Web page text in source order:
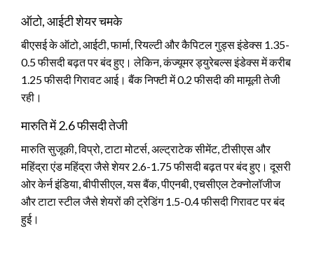
ऑटो, आईटी शेयर चमके
बीएसई के ऑटो, आईटी, फार्मा, रियल्टी और कैपिटल गुड्स इंडेक्स 1.35-
0.5 फीसदी बढ़त पर बंद हुए। लेकिन, कंज्यूमर ड्युरेबल्स इंडेक्स में करीब
1.25 फीसदी गिरावट आई। बैंक निफ्टी में 0.2 फीसदी की मामूली तेजी
रही।
मारुति में 2.6 फीसदी तेजी
मारुति सुजूकी, विप्रो, टाटा मोटर्स, अल्ट्राटेक सीमेंट, टीसीएस और
महिंद्रा एंड महिंद्रा जैसे शेयर 2.6-1.75 फीसदी बढ़त पर बंद हुए। दूसरी
ओर केर्न इंडिया, बीपीसीएल, यस बैंक, पीएनबी, एचसीएल टेक्नोलॉजीज
और टाटा स्टील जैसे शेयरों की ट्रेडिंग 1.5-0.4 फीसदी गिरावट पर बंद
हुई।